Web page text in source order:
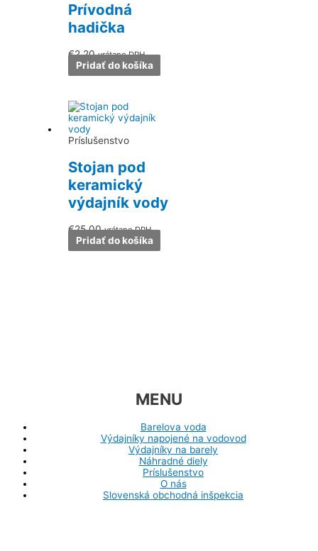
Prívodná
hadička
€2.20 vrátane DPH
Pridať do košíka
Príslušenstvo
Stojan pod
keramický
výdajník vody
€25.00 vrátane DPH
Pridať do košíka
MENU
Barelova voda
Výdajníky napojené na vodovod
Výdajníky na barely
Náhradné diely
Príslušenstvo
O nás
Slovenská obchodná inšpekcia